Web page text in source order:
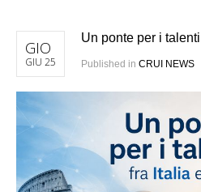
GIO
GIU 25
Un ponte per i
Published in CRUI NEWS